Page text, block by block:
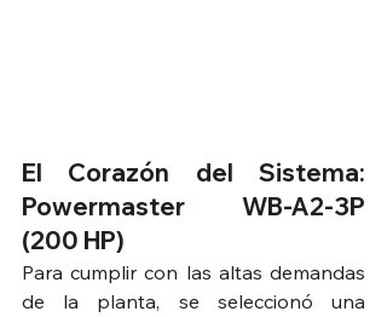
El Corazón del Sistema:
Powermaster WB-A2-3P
(200 HP)
Para cumplir con las altas demandas
de la planta, se seleccionó una